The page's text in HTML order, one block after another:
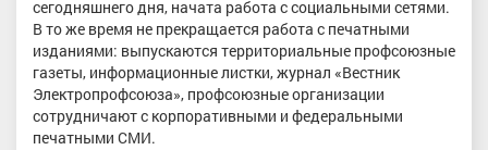
сегодняшнего дня, начата работа с социальными сетями.
В то же время не прекращается работа с печатными
изданиями: выпускаются территориальные профсоюзные
газеты, информационные листки, журнал «Вестник
Электропрофсоюза», профсоюзные организации
сотрудничают с корпоративными и федеральными
печатными СМИ.